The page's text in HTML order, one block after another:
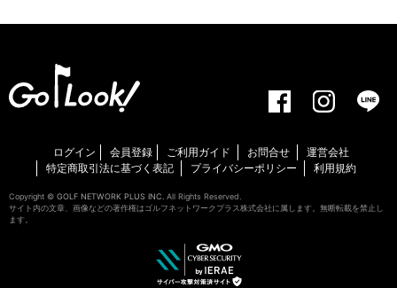
ログイン 会員登録 ご利用ガイド お問合せ
運営会社
特定商取引法に基づく表記
プライバシーポリシー 利用規約
Copyright © GOLF NETWORK PLUS INC. All Rights Reserved.
サイト内の文章、画像などの著作権はゴルフネットワークプラス株式会社に属します。無断転載を禁止し
ます。